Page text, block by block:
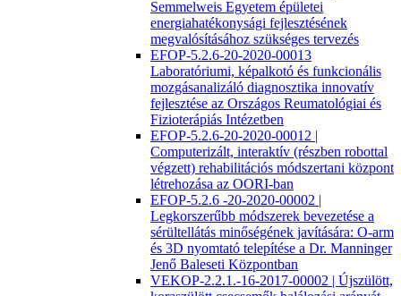
Semmelweis Egyetem épületei
energiahatékonysági fejlesztésének
megvalósításához szükséges tervezés
EFOP-5.2.6-20-2020-00013
Laboratóriumi, képalkotó és funkcionális
mozgásanalizáló diagnosztika innovatív
fejlesztése az Országos Reumatológiai és
Fizioterápiás Intézetben
EFOP-5.2.6-20-2020-00012 |
Computerizált, interaktív (részben robottal
végzett) rehabilitációs módszertani központ
létrehozása az OORI-ban
EFOP-5.2.6 -20-2020-00002 |
Legkorszerűbb módszerek bevezetése a
sérültellátás minőségének javítására: O-arm
és 3D nyomtató telepítése a Dr. Manninger
Jenő Baleseti Központban
VEKOP-2.2.1.-16-2017-00002 | Újszülött,